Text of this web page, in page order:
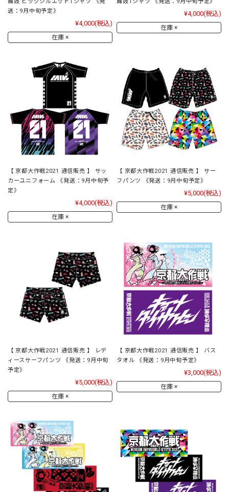
舞妓 ビッグシルエットTシャツ 《発
送：9月中旬予定》
¥4,000(税込)
在庫 ×
舞妓Tシャツ 《発送：9月中旬予定》
¥4,000(税込)
在庫 ×
【 京都大作戦2021 通信販売 】 サッ
カーユニフォーム 《発送：9月中旬予
定》
¥4,000(税込)
在庫 ×
【 京都大作戦2021 通信販売 】 サー
フパンツ 《発送：9月中旬予定》
¥5,000(税込)
在庫 ×
【 京都大作戦2021 通信販売 】 レデ
ィースサーフパンツ 《発送：9月中旬
予定》
¥5,000(税込)
在庫 ×
【 京都大作戦2021 通信販売 】 バス
タオル 《発送：9月中旬予定》
¥3,000(税込)
在庫 ×